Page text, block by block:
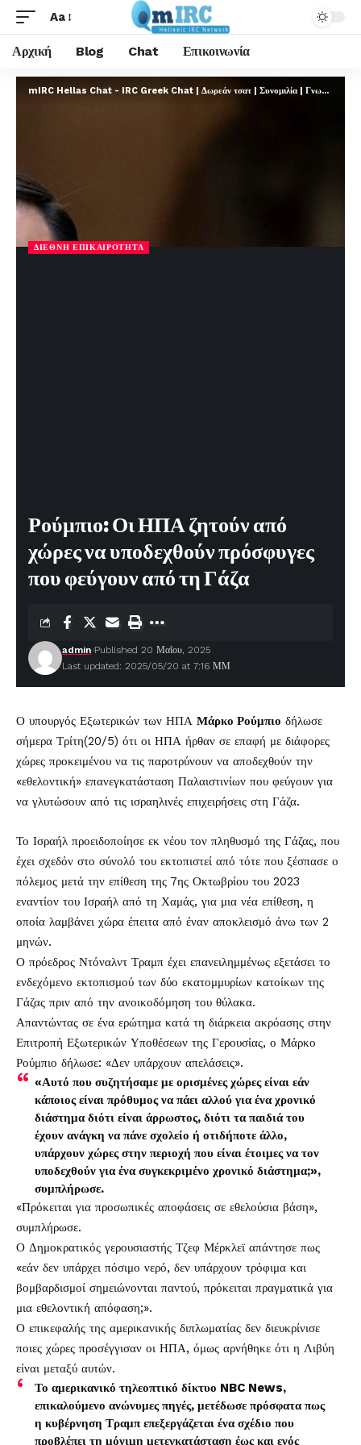
Aa
Αρχική Blog Chat Επικοινωνία
mIRC Hellas Chat - IRC Greek Chat | Δωρεάν τσατ | Συνομιλία | Γνωριμίες | FREE
ΔΙΕΘΝΉ ΕΠΙΚΑΙΡΌΤΗΤΑ
Ρούμπιο: Οι ΗΠΑ ζητούν από
χώρες να υποδεχθούν πρόσφυγες
που φεύγουν από τη Γάζα
Last updated: 2025/05/20 at 7:16 ΜΜ
admin Published 20 Μαΐου, 2025
Ο υπουργός Εξωτερικών των ΗΠΑ Μάρκο Ρούμπιο δήλωσε
σήμερα Τρίτη(20/5) ότι οι ΗΠΑ ήρθαν σε επαφή με διάφορες
χώρες προκειμένου να τις παροτρύνουν να αποδεχθούν την
«εθελοντική» επανεγκατάσταση Παλαιστινίων που φεύγουν για
να γλυτώσουν από τις ισραηλινές επιχειρήσεις στη Γάζα.
Το Ισραήλ προειδοποίησε εκ νέου τον πληθυσμό της Γάζας, που
έχει σχεδόν στο σύνολό του εκτοπιστεί από τότε που ξέσπασε ο
πόλεμος μετά την επίθεση της 7ης Οκτωβρίου του 2023
εναντίον του Ισραήλ από τη Χαμάς, για μια νέα επίθεση, η
οποία λαμβάνει χώρα έπειτα από έναν αποκλεισμό άνω των 2
μηνών.
Ο πρόεδρος Ντόναλντ Τραμπ έχει επανειλημμένως εξετάσει το
ενδεχόμενο εκτοπισμού των δύο εκατομμυρίων κατοίκων της
Γάζας πριν από την ανοικοδόμηση του θύλακα.
Απαντώντας σε ένα ερώτημα κατά τη διάρκεια ακρόασης στην
Επιτροπή Εξωτερικών Υποθέσεων της Γερουσίας, ο Μάρκο
Ρούμπιο δήλωσε: «Δεν υπάρχουν απελάσεις».
«Αυτό που συζητήσαμε με ορισμένες χώρες είναι εάν
κάποιος είναι πρόθυμος να πάει αλλού για ένα χρονικό
διάστημα διότι είναι άρρωστος, διότι τα παιδιά του
έχουν ανάγκη να πάνε σχολείο ή οτιδήποτε άλλο,
υπάρχουν χώρες στην περιοχή που είναι έτοιμες να τον
υποδεχθούν για ένα συγκεκριμένο χρονικό διάστημα;»,
συμπλήρωσε.
«Πρόκειται για προσωπικές αποφάσεις σε εθελούσια βάση»,
συμπλήρωσε.
Ο Δημοκρατικός γερουσιαστής Τζεφ Μέρκλεϊ απάντησε πως
«εάν δεν υπάρχει πόσιμο νερό, δεν υπάρχουν τρόφιμα και
βομβαρδισμοί σημειώνονται παντού, πρόκειται πραγματικά για
μια εθελοντική απόφαση;».
Ο επικεφαλής της αμερικανικής διπλωματίας δεν διευκρίνισε
ποιες χώρες προσέγγισαν οι ΗΠΑ, όμως αρνήθηκε ότι η Λιβύη
είναι μεταξύ αυτών.
Το αμερικανικό τηλεοπτικό δίκτυο NBC News,
επικαλούμενο ανώνυμες πηγές, μετέδωσε πρόσφατα πως
η κυβέρνηση Τραμπ επεξεργάζεται ένα σχέδιο που
προβλέπει τη μόνιμη μετεγκατάσταση έως και ενός